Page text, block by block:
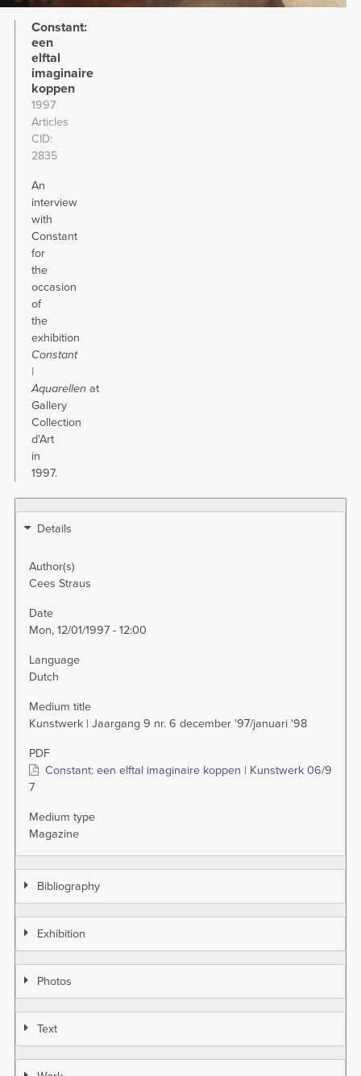
Constant:
een
elftal
imaginaire
koppen
1997
Articles
CID
2835
An
interview
with
Constant
for
the
occasion
of
the
exhibition
Constant
|
Aquarellen at
Gallery
Collection
d'Art
in
1997.
Details
Author(s)
Cees Straus
Date
Mon, 12/01/1997 - 12:00
Language
Dutch
Medium title
Kunstwerk | Jaargang 9 nr. 6 december '97/januari '98
PDF
Constant: een elftal imaginaire koppen | Kunstwerk 06/9
7
Medium type
Magazine
Bibliography
Exhibition
Photos
Text